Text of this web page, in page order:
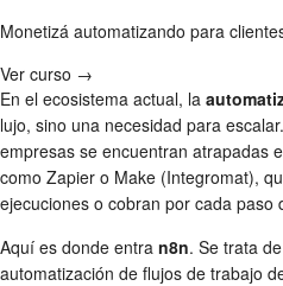
Monetizá automatizando para
Ver curso →
En el ecosistema actual, la
lujo, sino una necesidad para
empresas se encuentran atrapadas
como Zapier o Make (Integromat),
ejecuciones o cobran por cada paso
Aquí es donde entra n8n. Se trata
automatización de flujos de trabajo